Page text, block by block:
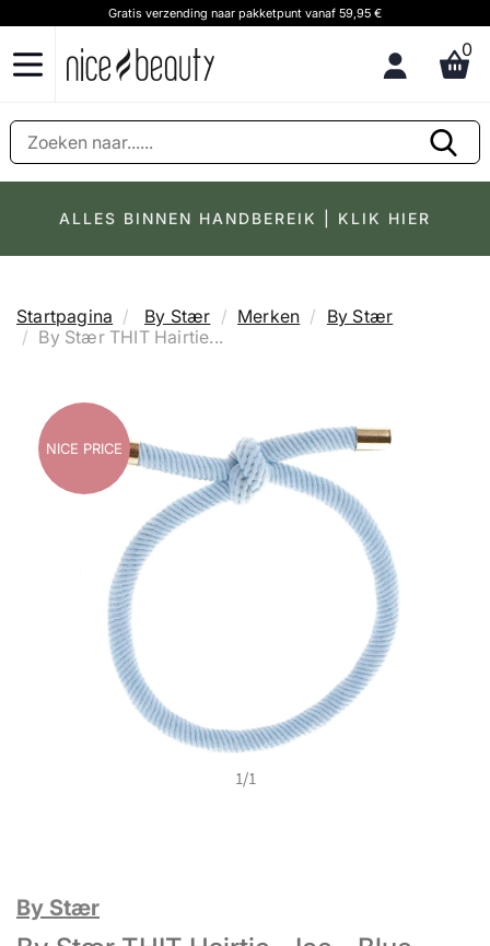
Gratis verzending naar pakketpunt vanaf 59,95 €
0
ALLES BINNEN HANDBEREIK | KLIK HIER
Startpagina By Stær Merken
By Stær
By Stær THIT Hairtie...
NICE PRICE
1/1
By Stær